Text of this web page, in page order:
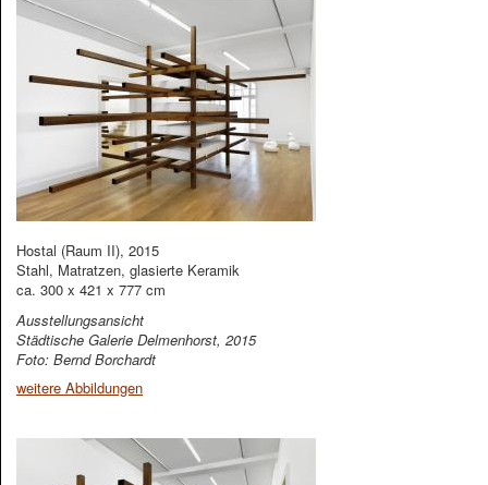
Hostal (Raum II), 2015
Stahl, Matratzen, glasierte Keramik
ca. 300 x 421 x 777 cm
Ausstellungsansicht
Städtische Galerie Delmenhorst, 2015
Foto: Bernd Borchardt
weitere Abbildungen